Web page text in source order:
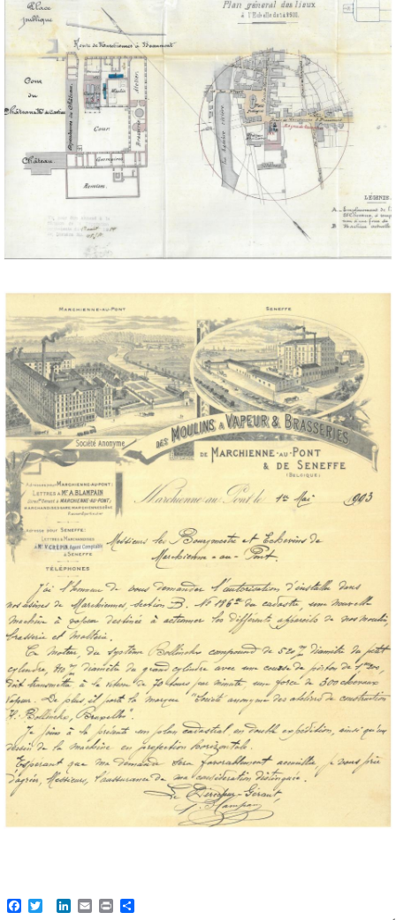
Facebook
TwitterLinkedIn
EmailPrint